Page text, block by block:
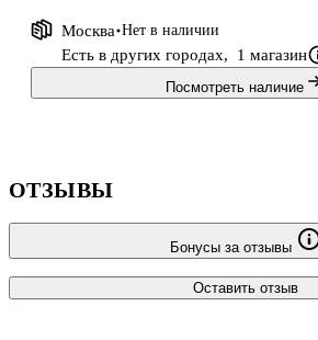
Москва Нет в наличии
Есть в других городах, 1 магазин
Посмотреть наличие
ОТЗЫВЫ
Бонусы за отзывы
Оставить отзыв